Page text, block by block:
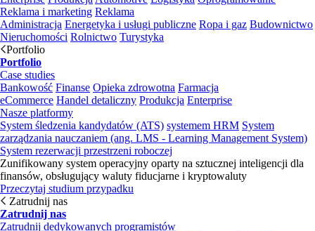
Reklama i marketing Reklama
Administracja Energetyka i usługi publiczne Ropa i gaz Budownictwo
Nieruchomości Rolnictwo Turystyka
Portfolio
Portfolio
Case studies
Bankowość Finanse Opieka zdrowotna Farmacja
eCommerce Handel detaliczny Produkcja Enterprise
Nasze platformy
System śledzenia kandydatów (ATS) systemem HRM System
zarządzania nauczaniem (ang. LMS - Learning Management System)
System rezerwacji przestrzeni roboczej
Zunifikowany system operacyjny oparty na sztucznej inteligencji dla
finansów, obsługujący waluty fiducjarne i kryptowaluty
Przeczytaj studium przypadku
Zatrudnij nas
Zatrudnij nas
Zatrudnij dedykowanych programistów